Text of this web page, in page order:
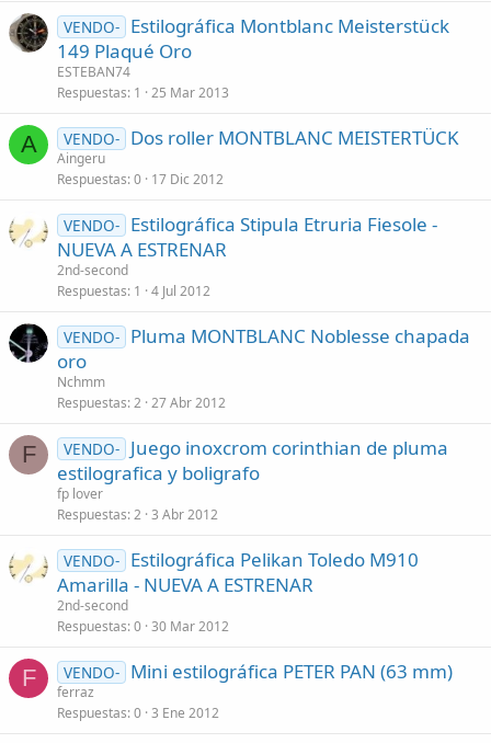
VENDO- Estilográfica Montblanc Meisterstück
149 Plaqué Oro
ESTEBAN74
Respuestas 1 25 Mar 2013
A VENDO- Dos roller MONTBLANC MEISTERTÜCK
Aingeru
Respuestas 0 17 Dic 2012
VENDO- Estilográfica Stipula Etruria Fiesole -
NUEVA A ESTRENAR
2nd-second
Respuestas 1 4 Jul 2012
VENDO- Pluma MONTBLANC Noblesse chapada
oro
Nchmm
Respuestas 2 27 Abr 2012
F VENDO- Juego inoxcrom corinthian de pluma
estilografica y boligrafo
fp lover
Respuestas 2 3 Abr 2012
VENDO- Estilográfica Pelikan Toledo M910
Amarilla - NUEVA A ESTRENAR
2nd-second
Respuestas 0 30 Mar 2012
F VENDO- Mini estilográfica PETER PAN (63 mm)
ferraz
Respuestas 0 3 Ene 2012